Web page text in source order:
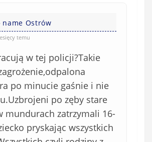
name Ostrów
temu
w tej policji?Takie
po minucie gaśnie i nie
po zęby stare
mundurach zatrzymali 16-
pryskając wszystkich